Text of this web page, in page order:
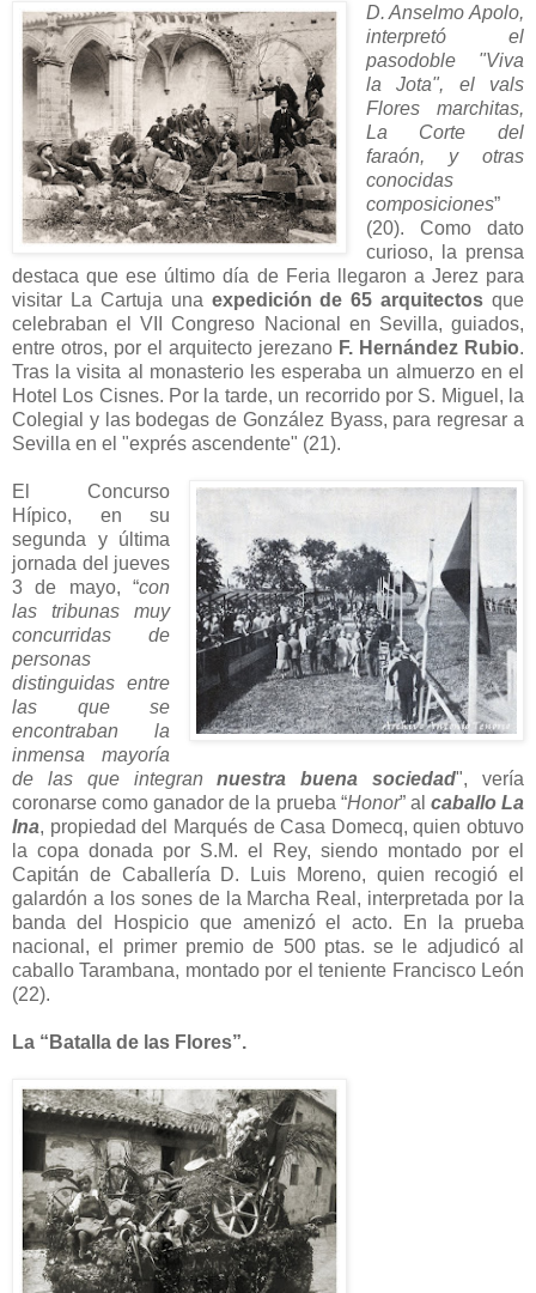
D. Anselmo Apolo,
interpretó el
pasodoble "Viva
la Jota", el vals
Flores marchitas,
La Corte del
faraón, y otras
conocidas
composiciones”
(20). Como dato
curioso, la prensa
destaca que ese último día de Feria llegaron a Jerez para
visitar La Cartuja una expedición de 65 arquitectos que
celebraban el VII Congreso Nacional en Sevilla, guiados,
entre otros, por el arquitecto jerezano F. Hernández Rubio.
Tras la visita al monasterio les esperaba un almuerzo en el
Hotel Los Cisnes. Por la tarde, un recorrido por S. Miguel, la
Colegial y las bodegas de González Byass, para regresar a
Sevilla en el "exprés ascendente" (21).
El Concurso
Hípico, en su
segunda y última
jornada del jueves
3 de mayo, “con
las tribunas muy
concurridas de
personas
distinguidas entre
las que se
encontraban la
inmensa mayoría
de las que integrannuestra buena sociedad", vería
coronarse como ganador de la prueba “Honor” al caballo La
Ina, propiedad del Marqués de Casa Domecq, quien obtuvo
la copa donada por S.M. el Rey, siendo montado por el
Capitán de Caballería D. Luis Moreno, quien recogió el
galardón a los sones de la Marcha Real, interpretada por la
banda del Hospicio que amenizó el acto. En la prueba
nacional, el primer premio de 500 ptas. se le adjudicó al
caballo Tarambana, montado por el teniente Francisco León
(22).
La “Batalla de las Flores”.